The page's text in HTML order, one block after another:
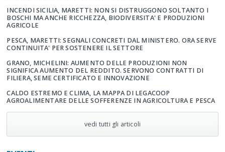
INCENDI SICILIA, MARETTI: NON SI DISTRUGGONO SOLTANTO I
BOSCHI MA ANCHE RICCHEZZA, BIODIVERSITA' E PRODUZIONI
AGRICOLE
PESCA, MARETTI: SEGNALI CONCRETI DAL MINISTERO. ORA SERVE
CONTINUITA' PER SOSTENERE IL SETTORE
GRANO, MICHELINI: AUMENTO DELLE PRODUZIONI NON
SIGNIFICA AUMENTO DEL REDDITO. SERVONO CONTRATTI DI
FILIERA, SEME CERTIFICATO E INNOVAZIONE
CALDO ESTREMO E CLIMA, LA MAPPA DI LEGACOOP
AGROALIMENTARE DELLE SOFFERENZE IN AGRICOLTURA E PESCA
vedi tutti gli articoli